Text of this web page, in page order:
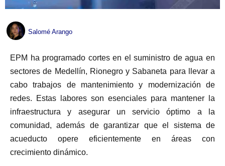
Salomé Arango
EPM ha programado cortes en el suministro de agua en
sectores de Medellín, Rionegro y Sabaneta para llevar a
cabo trabajos de mantenimiento y modernización de
redes. Estas labores son esenciales para mantener la
infraestructura y asegurar un servicio óptimo a la
comunidad, además de garantizar que el sistema de
acueducto opere eficientemente en áreas con
crecimiento dinámico.